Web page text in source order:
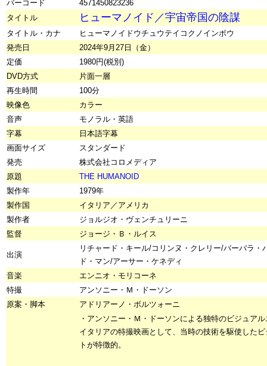
バーコード
4571450823236
タイトル
ヒューマノイド／宇宙帝国の陰謀
タイトル・カナ
ヒューマノイドウチュウテイコクノインボウ
発売日
2024年9月27日（金）
定価
1980円(税別)
DVD方式
片面一層
再生時間
100分
映像色
カラー
音声
モノラル・英語
字幕
日本語字幕
画面サイズ
スタンダード
発売
株式会社コロメディア
原題
THE HUMANOID
製作年
1979年
製作国
イタリア／アメリカ
製作者
ジョルジオ・ヴェンチュリーニ
監督
ジョージ・Ｂ・ルイス
出演
リチャード・キール/コリンヌ・クレリー/バーバラ・
ド・マン/アーサー・ケネディ
音楽
エンニオ・モリコーネ
特撮
アンソニー・Ｍ・ドーソン
原案・脚本
アドリアーノ・ボルツォーニ
・アンソニー・Ｍ・ドーソンによる独特のビジュア
イタリアの特撮映画として、当時の技術を駆使した
トが特徴的。